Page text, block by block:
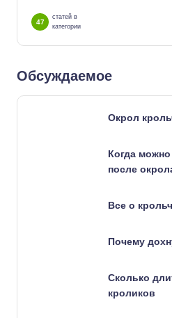
47
статей в
категории
Обсуждаемое
Окрол
Когда
после
Все о
Почему
Сколько
кроликов